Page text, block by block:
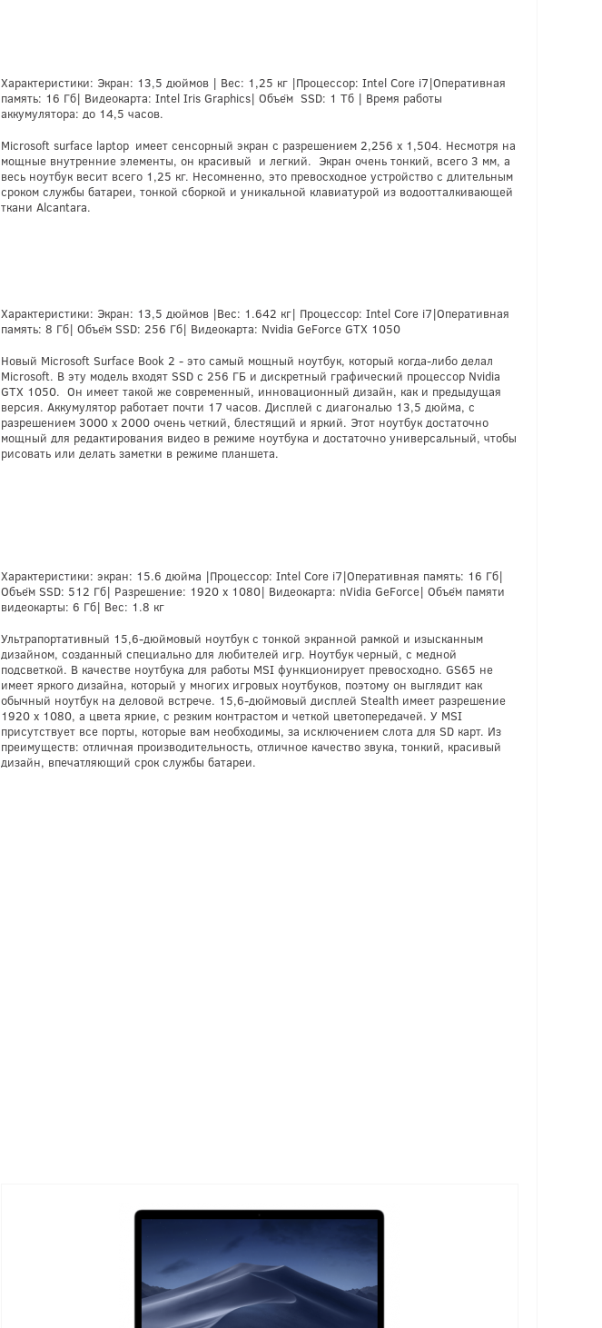
Характеристики: Экран: 13,5 дюймов | Вес: 1,25 кг |Процессор: Intel Core i7|Оперативная
память: 16 Гб| Видеокарта: Intel Iris Graphics| Объём SSD: 1 Tб | Время работы
аккумулятора: до 14,5 часов.
Microsoft surface laptop имеет сенсорный экран с разрешением 2,256 x 1,504. Несмотря на
мощные внутренние элементы, он красивый и легкий. Экран очень тонкий, всего 3 мм, а
весь ноутбук весит всего 1,25 кг. Несомненно, это превосходное устройство с длительным
сроком службы батареи, тонкой сборкой и уникальной клавиатурой из водоотталкивающей
ткани Alcantara.
Характеристики: Экран: 13,5 дюймов |Вес: 1.642 кг| Процессор: Intel Core i7|Оперативная
память: 8 Гб| Объём SSD: 256 Гб| Видеокарта: Nvidia GeForce GTX 1050
Новый Microsoft Surface Book 2 - это самый мощный ноутбук, который когда-либо делал
Microsoft. В эту модель входят SSD с 256 ГБ и дискретный графический процессор Nvidia
GTX 1050. Он имеет такой же современный, инновационный дизайн, как и предыдущая
версия. Аккумулятор работает почти 17 часов. Дисплей с диагональю 13,5 дюйма, с
разрешением 3000 x 2000 очень четкий, блестящий и яркий. Этот ноутбук достаточно
мощный для редактирования видео в режиме ноутбука и достаточно универсальный, чтобы
рисовать или делать заметки в режиме планшета.
Характеристики: экран: 15.6 дюйма |Процессор: Intel Core i7|Оперативная память: 16 Гб|
Объём SSD: 512 Гб| Разрешение: 1920 x 1080| Видеокарта: nVidia GeForce| Объём памяти
видеокарты: 6 Гб| Вес: 1.8 кг
Ультрапортативный 15,6-дюймовый ноутбук с тонкой экранной рамкой и изысканным
дизайном, созданный специально для любителей игр. Ноутбук черный, с медной
подсветкой. В качестве ноутбука для работы MSI функционирует превосходно. GS65 не
имеет яркого дизайна, который у многих игровых ноутбуков, поэтому он выглядит как
обычный ноутбук на деловой встрече. 15,6-дюймовый дисплей Stealth имеет разрешение
1920 x 1080, а цвета яркие, с резким контрастом и четкой цветопередачей. У MSI
присутствует все порты, которые вам необходимы, за исключением слота для SD карт. Из
преимуществ: отличная производительность, отличное качество звука, тонкий, красивый
дизайн, впечатляющий срок службы батареи.